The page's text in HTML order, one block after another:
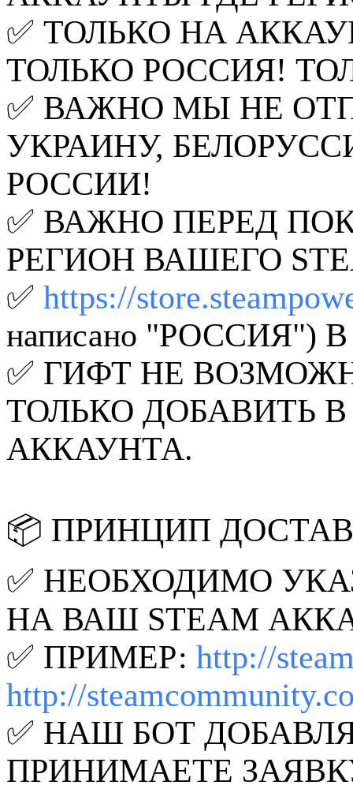
✅ ТОЛЬКО НА
ТОЛЬКО РОССИЯ!
✅ ВАЖНО МЫ НЕ
УКРАИНУ,
РОССИИ!
✅ ВАЖНО ПЕРЕД
РЕГИОН ВАШЕГО
✅ https://
написано
✅ ГИФТ НЕ
ТОЛЬКО ДОБАВИТЬ В
АККАУНТА.
📦 ПРИНЦИП
✅ НЕОБХОДИМО
НА ВАШ STEAM
✅ ПРИМЕР: http://
http://
✅ НАШ БОТ
ПРИНИМАЕТЕ